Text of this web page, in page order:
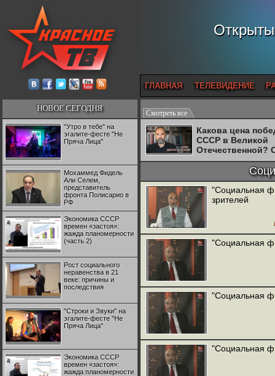
ГЛАВНАЯ ТЕЛЕВИДЕНИЕ
НОВОЕ СЕГОДНЯ
"Утро в тебе" на
эгалите-фесте "Не
Пряча Лица"
Мохаммед Фидель
Али Селем,
представитель
фронта Полисарио в
РФ
Экономика СССР
времен «застоя»:
жажда планомерности
(часть 2)
Рост социального
неравенства в 21
веке: причины и
последствия
"Строки и Звуки" на
эгалите-фесте "Не
Пряча Лица"
Экономика СССР
времен «застоя»:
жажда планомерности
Смотреть все
Какова цена
СССР в Великой
Отечественной?
Двуреченский о
"Социальная
зрителей
"Социальная
"Социальная
"Социальная